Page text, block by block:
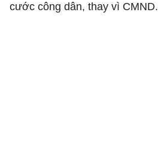
cước công dân, thay vì CMND.